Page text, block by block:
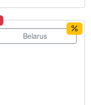
Belarus